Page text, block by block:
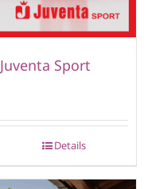
Juventa Sport
Details